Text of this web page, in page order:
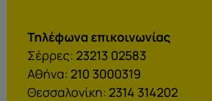
Τηλέφωνα επικοινωνίας
Σέρρες: 23213 02583
Αθήνα: 210 3000319
Θεσσαλονίκη: 2314 314202